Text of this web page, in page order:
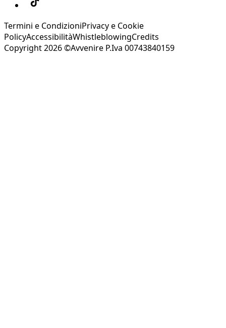
Termini e CondizioniPrivacy e Cookie
PolicyAccessibilitàWhistleblowingCredits
Copyright 2026 ©Avvenire P.Iva 00743840159